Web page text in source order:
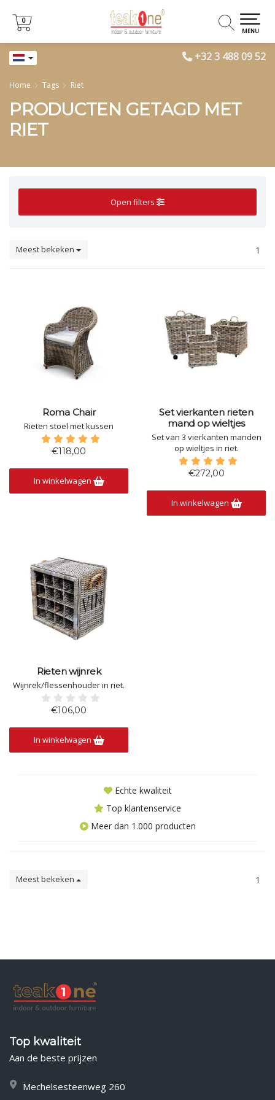
+32 3 488 09 52
0
0
MENU
Home Tags Riet
PRODUCTEN GETAGD MET
RIET
Open filters
Meest bekeken 1
Roma Chair
Rieten stoel met kussen
€118,00
In winkelwagen
Set vierkanten rieten
mand op wieltjes
Set van 3 vierkanten manden
op wieltjes in riet.
€272,00
In winkelwagen
Rieten wijnrek
Wijnrek/flessenhouder in riet.
€106,00
In winkelwagen
Echte kwaliteit
Top klantenservice
Meer dan 1.000 producten
Meest bekeken 1
Top kwaliteit
Aan de beste prijzen
Mechelsesteenweg 260